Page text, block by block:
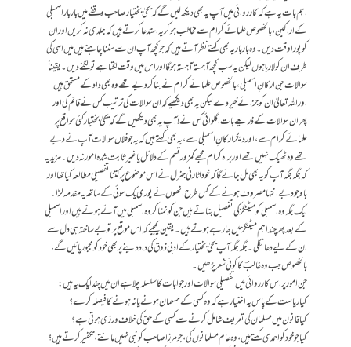
اہم بات یہ ہے کہ کارروائی میں آپ یہ بھی دیکھ لیں گے کہ یحیٰ بختیار صاحب وقفے میں بار بار اسمبلی
کے اراکین ، بالخصوص علمائے کرام سے مخاطب ہوکر یہ استدعا کرتے ہیں کہ جلدی نہ کریں اور ان
کو پورا وقت دیں۔ وہ بار بار یہ بھی کہتے نظر آتے ہیں کہ جو کچھ آپ ان سے سننا چاہتے ہیں میں اسی کی
طرف ان کو لا رہا ہوں لیکن یہ سب کچھ آہستہ آہستہ ہوگا اور اس میں وقت لگتا ہے تو لگنے دیں۔ یقیناً
سوالات جن ارکانِ اسمبلی، بالخصوص علمائے کرام نے بنا کر دیے تھے وہ بھی داد کے مستحق ہیں
اور اللہ تعالیٰ ان کو جزائے خیر دے لیکن یہ بھی دیکھیے کہ ان سوالات کی ترتیب کس نے قائم کی اور
پھر ان سوالات کے ذریعے بات اگلوائی کس نے! آپ یہ بھی دیکھیں گے کہ یحیٰ بختیار کئی مواقع پر
علمائے کرام سے، اور دیگر ارکانِ اسمبلی سے، یہ بھی کہتے ہیں کہ یہ جو فلاں سوالات آپ نے دیے
تھے وہ ٹھیک نہیں تھے اور براہ کرام مجھے کمزور قسم کے دلائل یا غیرثابت شدہ امور نہ دیں۔ مزید یہ
کہ جگہ جگہ آپ کو یہ بھی مل جائے گا کہ خود اٹارنی جنرل نے اس موضوع پر کتنا تفصیلی مطالعہ کیا تھا اور
باوجود بےانتہا مصروف ہونے کےکس طرح انھوں نے پوری یک سوئی کے ساتھ یہ مقدمہ لڑا۔
ایک جگہ وہ اسمبلی کو میٹنگز کی تفصیل بتاتے ہیں جن کو نمٹا کر وہ اسمبلی میں آئے ہوتے ہیں اور اسمبلی
کے بعد پھر چند اہم میٹنگز میں جا رہے ہوتے ہیں۔ یقین کیجیے کہ اس موقع پر تو بےساختہ ہی دل سے
ان کے لیے دعا نکلی۔ جگہ جگہ آپ یحیٰ بختیار کے ادبی ذوق کی داد دینے پر بھی خود کو مجبور پائیں گے،
بالخصوص جب وہ غالبؔ کا کوئی شعر پڑھیں۔
جن امور پر اس کارروائی میں تفصیلی سوالات اور جوابات کا سلسلہ چلا ہے ان میں چند ایک یہ ہیں:
کیا ریاست کے پاس یہ اختیار ہے کہ وہ کسی کے مسلمان ہونے یا نہ ہونے کا فیصلہ کرے؟
کیا قانون میں مسلمان کی تعریف شامل کرنے سے کسی کے حق کی خلاف ورزی ہوتی ہے؟
کیا جو خود کو احمدی کہتے ہیں، وہ عام مسلمانوں کی، جو مرزا صاحب کو نبی نہیں مانتے، تکفیر کرتے ہیں؟